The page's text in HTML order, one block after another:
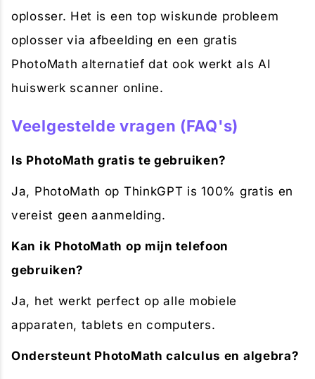
oplosser. Het is een top wiskunde probleem
oplosser via afbeelding en een gratis
PhotoMath alternatief dat ook werkt als AI
huiswerk scanner online.
Veelgestelde vragen (FAQ's)
Is PhotoMath gratis te gebruiken?
Ja, PhotoMath op ThinkGPT is 100% gratis en
vereist geen aanmelding.
Kan ik PhotoMath op mijn telefoon
gebruiken?
Ja, het werkt perfect op alle mobiele
apparaten, tablets en computers.
Ondersteunt PhotoMath calculus en algebra?